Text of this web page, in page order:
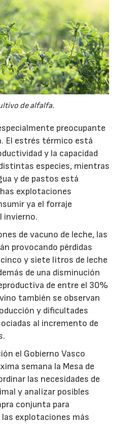
de alfalfa.
preocupante
El estrés térmico está
y la capacidad
especies, mientras
y de pastos está
explotaciones
ya el forraje
invierno.
de vacuno de leche, las
provocando pérdidas
y siete litros de leche
de una disminución
de entre el 30%
también se observan
y dificultades
al incremento de
el Gobierno Vasco
semana la Mesa de
las necesidades de
y analizar posibles
conjunta para
explotaciones más